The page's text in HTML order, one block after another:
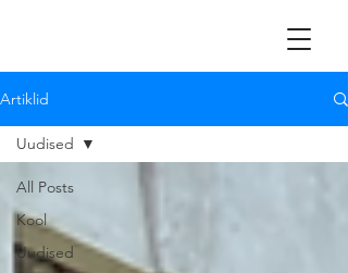
Artiklid
All Posts
Kool
Uudised
Uudised